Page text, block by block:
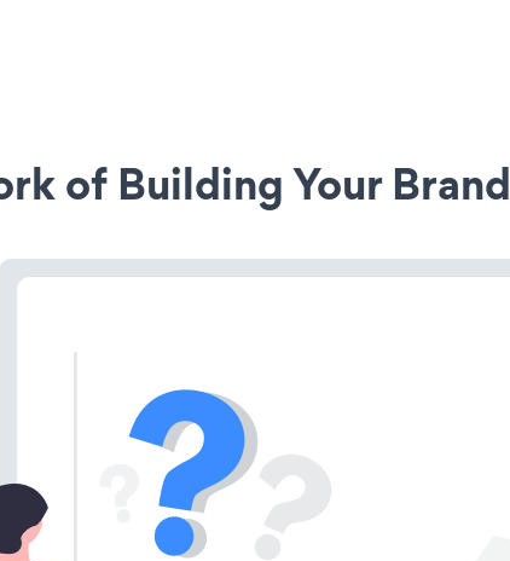
of Building Your Brand